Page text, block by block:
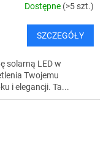
Dostępne (>5 szt.)
SZCZEGÓŁY
solarną LED w
Twojemu
i elegancji. Ta...